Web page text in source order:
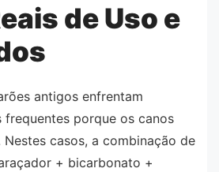
de Uso e
antigos enfrentam
frequentes porque os canos
casos, a combinação de
+ bicarbonato +